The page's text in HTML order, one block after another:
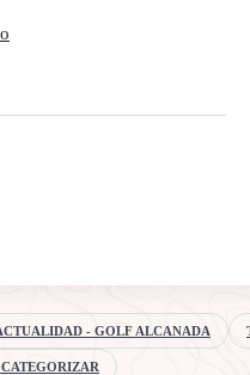
- GOLF ALCANADA